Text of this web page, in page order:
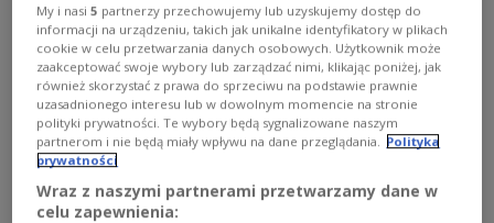
NATA z solowym albumem: Stoję jedną
nogą w R&B, a drugą w hip-hopie
Debiutancki solowy album wokalistki znanej z duetu
Córy to nie tylko nowy rozdział w jej twórczości, ale też
osobiste wyjście ze strefy komfortu. Płyta "Tabu" ukaże
się jesienią tego roku.
My i nasi5 partnerzy przechowujemy lub uzyskujemy dostęp do
informacji na urządzeniu, takich jak unikalne identyfikatory w plikach
cookie w celu przetwarzania danych osobowych. Użytkownik może
zaakceptować swoje wybory lub zarządzać nimi, klikając poniżej, jak
również skorzystać z prawa do sprzeciwu na podstawie prawnie
uzasadnionego interesu lub w dowolnym momencie na stronie
polityki prywatności. Te wybory będą sygnalizowane naszym
partnerom i nie będą miały wpływu na dane przeglądania.
Polityka
prywatności
Wraz z naszymi partnerami przetwarzamy dane w
celu zapewnienia: